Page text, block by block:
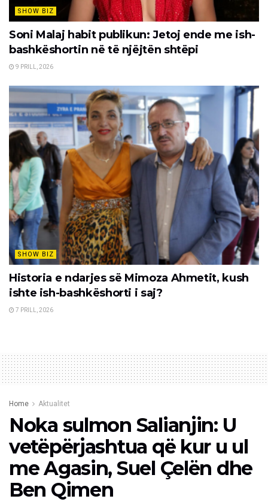
SHOW BIZ
Soni Malaj habit publikun: Jetoj ende me ish-
bashkëshortin në të njëjtën shtëpi
9 PRILL, 2026
SHOW BIZ
Historia e ndarjes së Mimoza Ahmetit, kush
ishte ish-bashkëshorti i saj?
7 PRILL, 2026
Home Aktualitet
Noka sulmon Salianjin: U
vetëpërjashtua që kur u ul
me Agasin, Suel Çelën dhe
Ben Qimen